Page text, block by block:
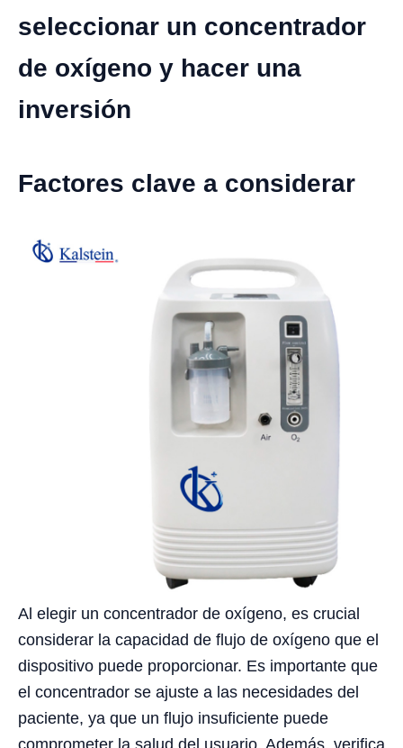
seleccionar un concentrador
de oxígeno y hacer una
inversión
Factores clave a considerar
Al elegir un concentrador de oxígeno, es crucial
considerar la capacidad de flujo de oxígeno que el
dispositivo puede proporcionar. Es importante que
el concentrador se ajuste a las necesidades del
paciente, ya que un flujo insuficiente puede